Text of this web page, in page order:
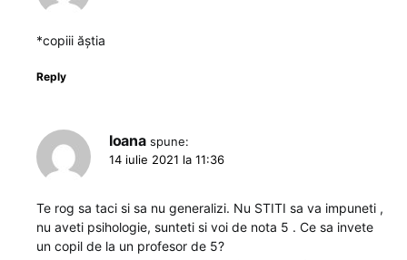
*copiii ăștia
Reply
Ioana spune:
14 iulie 2021 la 11:36
Te rog sa taci si sa nu generalizi. Nu STITI sa va impuneti ,
nu aveti psihologie, sunteti si voi de nota 5 . Ce sa invete
un copil de la un profesor de 5?